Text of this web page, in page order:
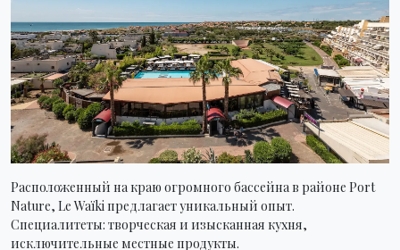
Расположенный на краю огромного бассейна в районе Port
Nature, Le Waïki предлагает уникальный опыт.
Специалитеты: творческая и изысканная кухня,
исключительные местные продукты.